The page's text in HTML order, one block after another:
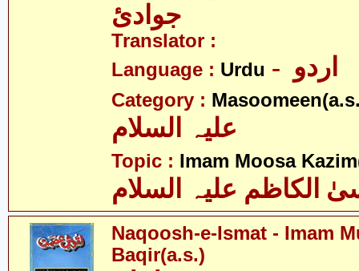
جوادئ
Translator :
Language : Urdu
Category :
Topic : Imam Moosa
الکاظم علیہ السلام
Naqoosh-e-Ismat - Imam
Baqir(a.s.)